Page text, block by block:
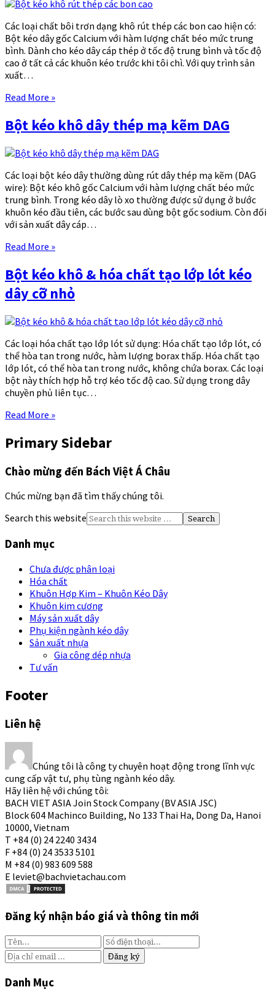
Các loại chất bôi trơn dạng khô rút thép các bon cao hiện có:
Bột kéo dây gốc Calcium với hàm lượng chất béo mức trung
bình. Dành cho kéo dây cáp thép ở tốc độ trung bình và tốc độ
cao ở tất cả các khuôn kéo trước khi tôi chì. Với quy trình sản
xuất…
Read More »
Bột kéo khô dây thép mạ kẽm DAG
Các loại bột kéo dây thường dùng rút dây thép mạ kẽm (DAG
wire): Bột kéo khô gốc Calcium với hàm lượng chất béo mức
trung bình. Trong kéo dây lò xo thường được sử dụng ở bước
khuôn kéo đầu tiên, các bước sau dùng bột gốc sodium. Còn đối
với sản xuất dây cáp…
Read More »
Bột kéo khô & hóa chất tạo lớp lót kéo
dây cỡ nhỏ
Các loại hóa chất tạo lớp lót sử dụng: Hóa chất tạo lớp lót, có
thể hòa tan trong nước, hàm lượng borax thấp. Hóa chất tạo
lớp lót, có thể hòa tan trong nước, không chứa borax. Các loại
bột này thích hợp hỗ trợ kéo tốc độ cao. Sử dụng trong dây
chuyền phủ liên tục…
Read More »
Primary Sidebar
Chào mừng đến Bách Việt Á Châu
Chúc mừng bạn đã tìm thấy chúng tôi.
Search this website
Danh mục
Chưa được phân loại
Hóa chất
Khuôn Hợp Kim – Khuôn Kéo Dây
Khuôn kim cương
Máy sản xuất dây
Phụ kiện ngành kéo dây
Sản xuất nhựa
Gia công dép nhựa
Tư vấn
Footer
Liên hệ
Chúng tôi là công ty chuyên hoạt động trong lĩnh vực
cung cấp vật tư, phụ tùng ngành kéo dây.
Hãy liên hệ với chúng tôi:
BACH VIET ASIA Join Stock Company (BV ASIA JSC)
Block 604 Machinco Building, No 133 Thai Ha, Dong Da, Hanoi
10000, Vietnam
T +84 (0) 24 2240 3434
F +84 (0) 24 3533 5101
M +84 (0) 983 609 588
E leviet@bachvietachau.com
Đăng ký nhận báo giá và thông tin mới
Danh Mục